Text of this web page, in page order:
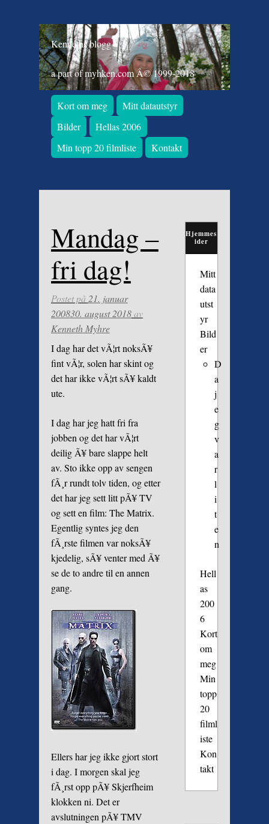
Kenneths blogg
a part of myhken.com Â© 1999-2018
Kort om meg
Mitt datautstyr
Bilder
Hellas 2006
Min topp 20 filmliste
Kontakt
Mandag –
fri dag!
Postet på 21. januar
200830. august 2018av
Kenneth Myhre
I dag har det vÃ¦rt noksÃ¥
fint vÃ¦r, solen har skint og
det har ikke vÃ¦rt sÃ¥ kaldt
ute.
I dag har jeg hatt fri fra
jobben og det har vÃ¦rt
deilig Ã¥ bare slappe helt
av. Sto ikke opp av sengen
fÃ¸r rundt tolv tiden, og etter
det har jeg sett litt pÃ¥ TV
og sett en film: The Matrix.
Egentlig syntes jeg den
fÃ¸rste filmen var noksÃ¥
kjedelig, sÃ¥ venter med Ã¥
se de to andre til en annen
gang.
Ellers har jeg ikke gjort stort
i dag. I morgen skal jeg
fÃ¸rst opp pÃ¥ Skjerfheim
klokken ni. Det er
avslutningen pÃ¥ TMV
Hjemmes
ider
Mitt
data
utst
yr
Bild
er
D
a
j
e
g
v
a
r
l
i
t
e
n
Hell
as
200
6
Kort
om
meg
Min
topp
20
filml
iste
Kon
takt